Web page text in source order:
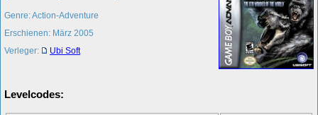
Genre: Action-Adventure
Erschienen: März 2005
Verleger:
Ubi Soft
Levelcodes: